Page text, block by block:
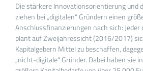
Die stärkere Innovationsorientierung und
ziehen bei „digitalen“ Gründern einen
Anschlussfinanzierungen nach sich: Jeder
plant auf Zweijahressicht (2016/2017)
Kapitalgebern Mittel zu beschaffen,
„nicht-digitale“ Gründer. Dabei haben sie